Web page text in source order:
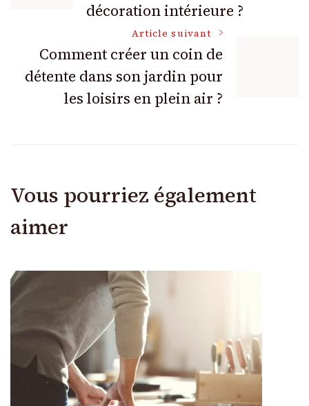
articles
décoration intérieure ?
Article suivant
Comment créer un coin de
détente dans son jardin pour
les loisirs en plein air ?
Vous pourriez également
aimer